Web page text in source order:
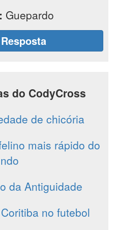
Guepardo
do CodyCross
de chicória
mais rápido do
da Antiguidade
no futebol